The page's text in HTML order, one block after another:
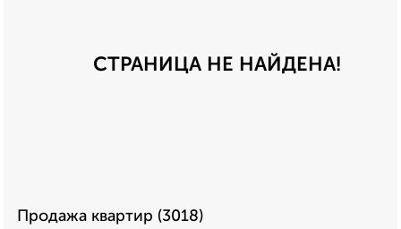
СТРАНИЦА НЕ НАЙДЕНА!
Продажа квартир (3018)